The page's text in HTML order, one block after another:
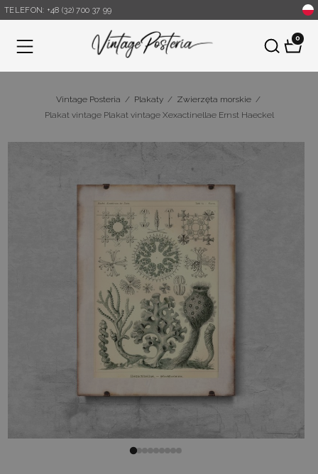
TELEFON: +48 (32) 700 37 99
Menu
0
Vintage Posteria / Plakaty / Zwierzęta morskie /
Plakat vintage Plakat vintage Xexactinellae Ernst Haeckel